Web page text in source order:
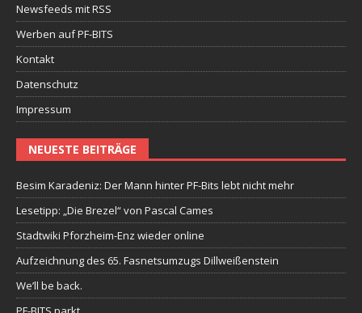
Newsfeeds mit RSS
Werben auf PF-BITS
Kontakt
Datenschutz
Impressum
NEUESTE BEITRÄGE
Besim Karadeniz: Der Mann hinter PF-Bits lebt nicht mehr
Lesetipp: „Die Brezel“ von Pascal Cames
Stadtwiki Pforzheim-Enz wieder online
Aufzeichnung des 65. Fasnetsumzugs Dillweißenstein
We’ll be back.